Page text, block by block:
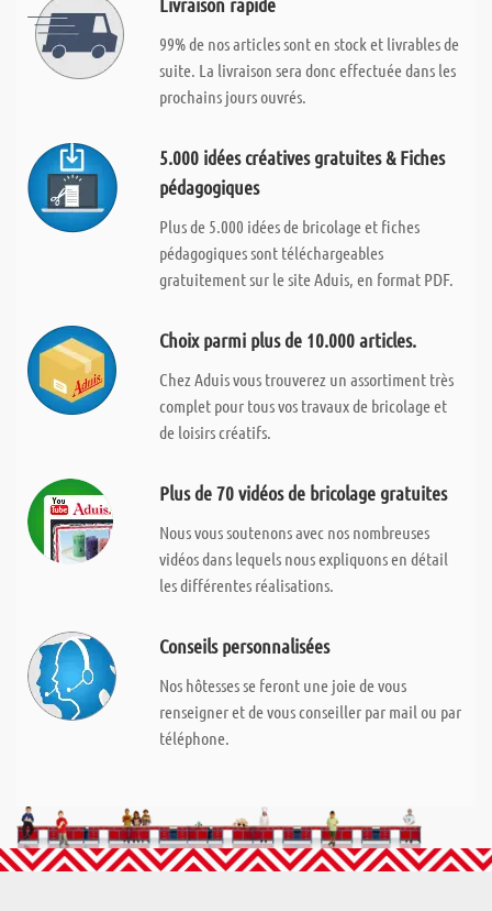
99% de nos articles sont en stock et livrables de
suite. La livraison sera donc effectuée dans les
prochains jours ouvrés.
5.000 idées créatives gratuites & Fiches
pédagogiques
Plus de 5.000 idées de bricolage et fiches
pédagogiques sont téléchargeables
gratuitement sur le site Aduis, en format PDF.
Choix parmi plus de 10.000 articles.
Chez Aduis vous trouverez un assortiment très
complet pour tous vos travaux de bricolage et
de loisirs créatifs.
Plus de 70 vidéos de bricolage gratuites
Nous vous soutenons avec nos nombreuses
vidéos dans lequels nous expliquons en détail
les différentes réalisations.
Conseils personnalisées
Nos hôtesses se feront une joie de vous
renseigner et de vous conseiller par mail ou par
téléphone.